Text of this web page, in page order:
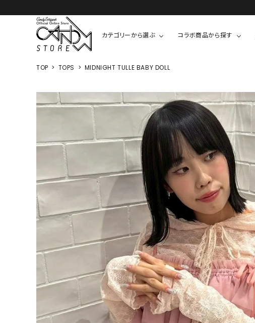
カテゴリーから選ぶ
SWEAT
CARDIGAN
ALL
SHIRT
BLOUSES
ONE PIECE
ALL
JUMPER SKIRT
PANTS
ALL
PANTS
DENIM
SHORT PANTS
SALOPETTE
コラボ商品から探す
COOKIE BOY
ちびまる子ちゃん
チャーミーキティ
ウサハナ
クレヨンしんちゃん
HELLO KITTY
TOP TOPS MIDNIGHT TULLE BABY DOLL